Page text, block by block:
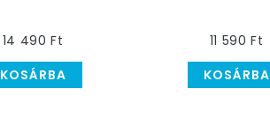
14 490 Ft
KOSÁRBA
11 590 Ft
KOSÁRBA